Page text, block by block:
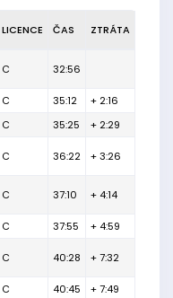
LICENCE ČAS ZTRÁTA
C 32:56
C 35:12
+ 2:16
C 35:25 + 2:29
C 36:22 + 3:26
C 37:10 + 4:14
C 37:55 + 4:59
C 40:28 + 7:32
C 40:45
+ 7:49